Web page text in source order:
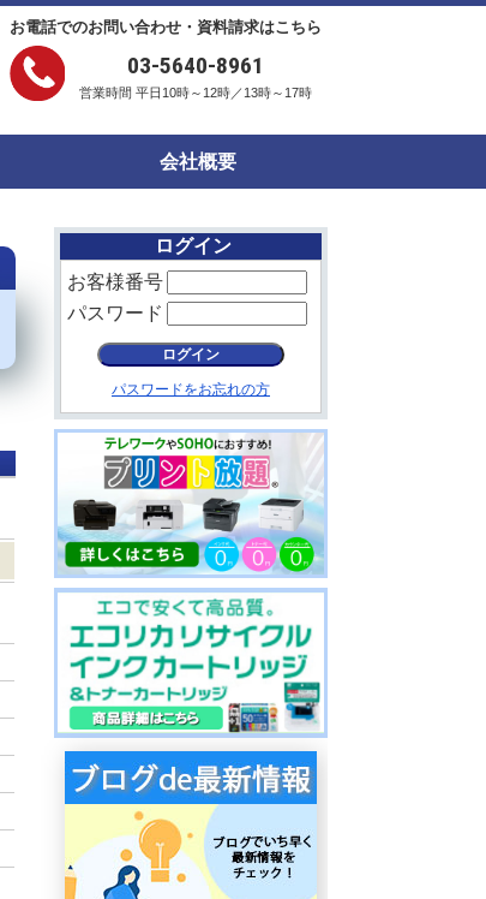
お電話でのお問い合わせ・資料請求はこちら
03-5640-8961
営業時間 平日10時～12時／13時～17時
会社概要
ログイン
お客様番号
パスワード
パスワードをお忘れの方